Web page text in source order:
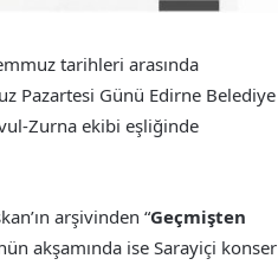
tarihleri arasında
Pazartesi Günü Edirne Belediye
Zurna ekibi eşliğinde
arşivinden “Geçmişten
akşamında ise Sarayiçi konser